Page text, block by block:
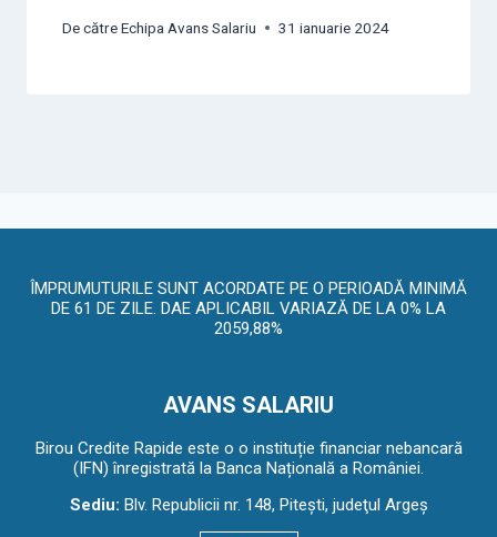
De cătreEchipa Avans Salariu 31 ianuarie 2024
ÎMPRUMUTURILE SUNT ACORDATE PE O PERIOADĂ MINIMĂ
DE 61 DE ZILE. DAE APLICABIL VARIAZĂ DE LA 0% LA
2059,88%
AVANS SALARIU
Birou Credite Rapide este o o instituție financiar nebancară
(IFN) înregistrată la Banca Națională a României.
Sediu: Blv. Republicii nr. 148, Piteşti, judeţul Argeş